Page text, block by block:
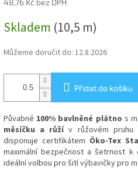
48,76 Kč bez DPH
cena:
Skladem (10,5 m)
Můžeme doručit do: 12.8.2026
Přidat do košíku
Půvabné 100% bavlněné plátno s
měsíčku a růžív růžovém pruhu
disponuje certifikátem Öko-Tex
maximální bezpečnost a šetrnost
ideální volbou pro šití výbavičky pro